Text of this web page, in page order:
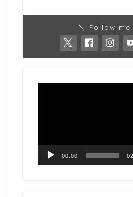
＼ Follow me
00:00